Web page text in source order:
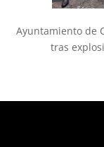
Ayuntamiento de
tras